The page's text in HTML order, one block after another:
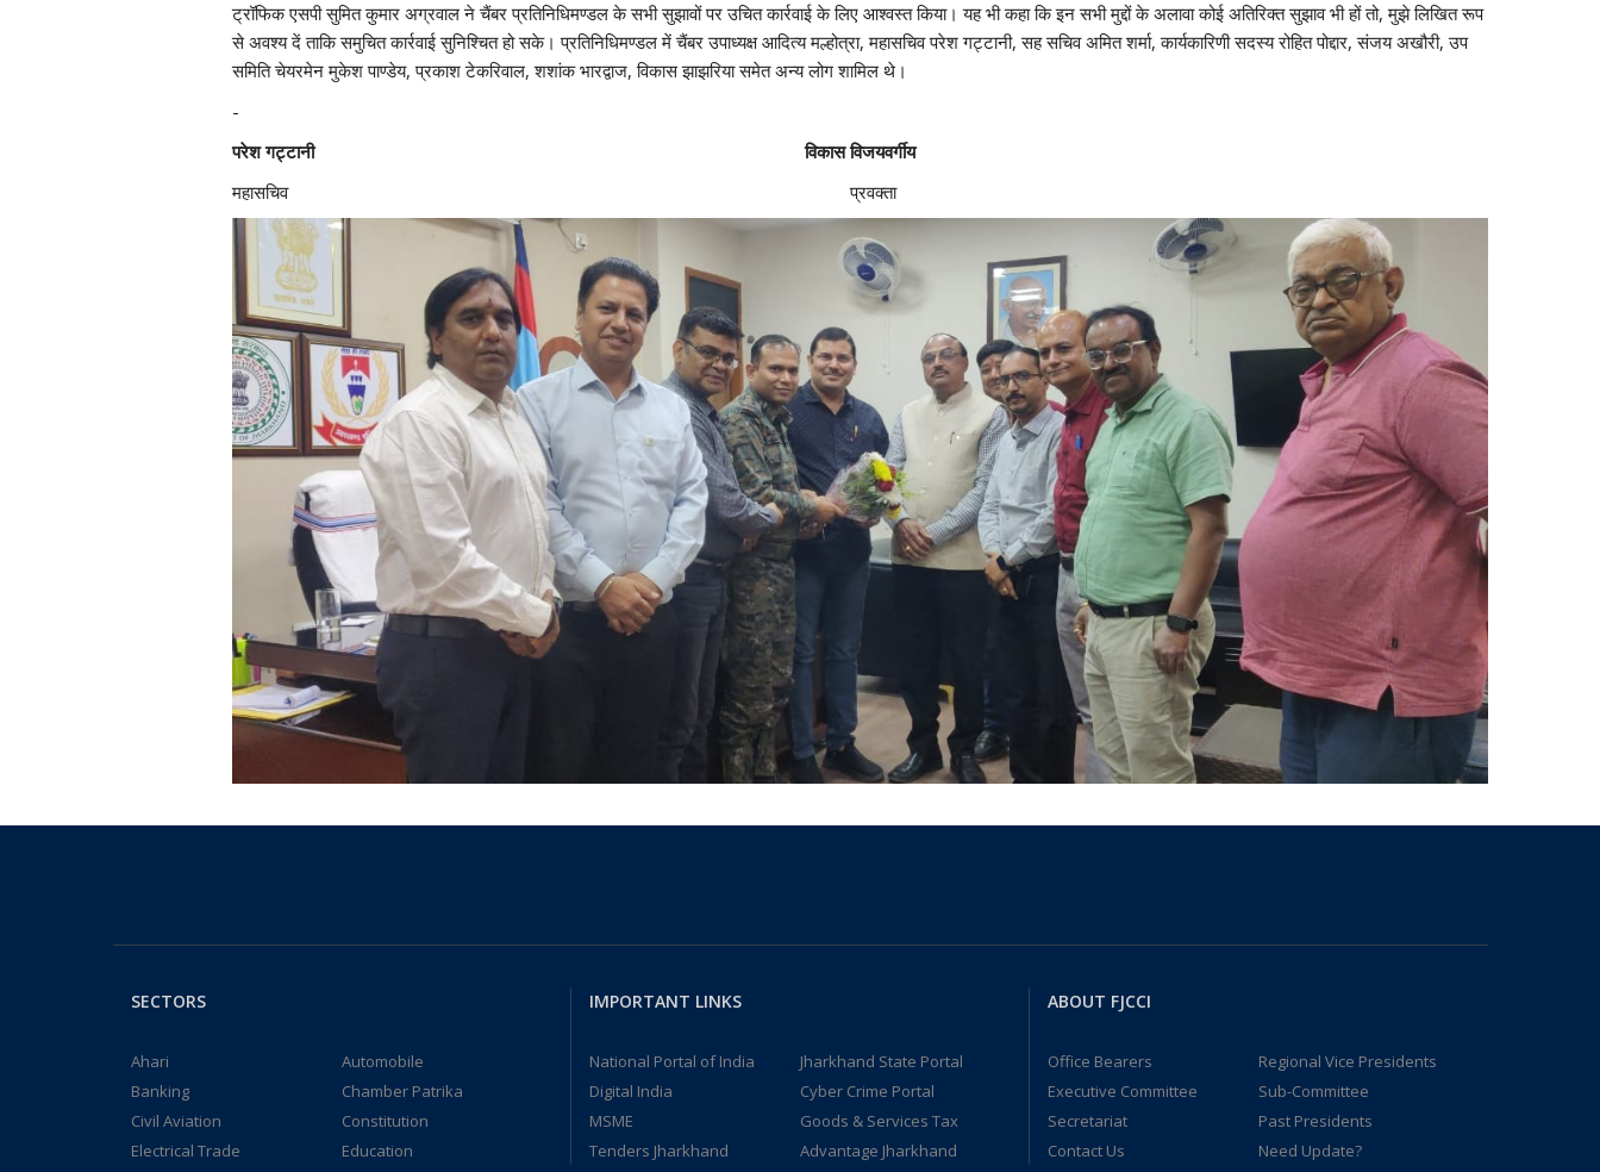
ट्रॉफिक एसपी सुमित कुमार अग्रवाल ने चैंबर प्रतिनिधिमण्डल के सभी सुझावों पर उचित कार्रवाई के लिए आश्वस्त किया। यह भी कहा कि इन सभी मुद्दों के अलावा कोई अतिरिक्त सुझाव भी हों तो, मुझे लिखित रूप
से अवश्य दें ताकि समुचित कार्रवाई सुनिश्चित हो सके। प्रतिनिधिमण्डल में चैंबर उपाध्यक्ष आदित्य मल्होत्रा, महासचिव परेश गट्टानी, सह सचिव अमित शर्मा, कार्यकारिणी सदस्य रोहित पोद्दार, संजय अखौरी, उप
समिति चेयरमेन मुकेश पाण्डेय, प्रकाश टेकरिवाल, शशांक भारद्वाज, विकास झाझरिया समेत अन्य लोग शामिल थे।
-
परेश गट्टानी
विकास विजयवर्गीय
महासचिव प्रवक्ता
SECTORS
Ahari
Automobile
Banking
Chamber Patrika
Civil Aviation
Constitution
Electrical Trade
Education
IMPORTANT LINKS
National Portal of India
Jharkhand State Portal
Digital India
Cyber Crime Portal
MSME
Goods & Services Tax
Tenders Jharkhand
Advantage Jharkhand
ABOUT FJCCI
Office Bearers
Regional Vice Presidents
Executive Committee
Sub-Committee
Secretariat
Past Presidents
Contact Us
Need Update?